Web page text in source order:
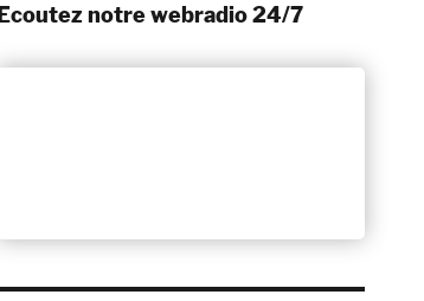
Ecoutez notre webradio 24/7